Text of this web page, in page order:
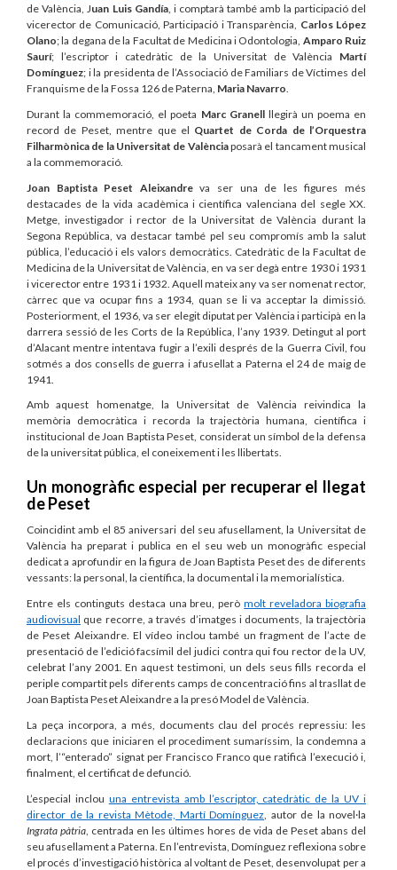
de València, Juan Luis Gandía, i comptarà també amb la participació del
vicerector de Comunicació, Participació i Transparència, Carlos López
Olano; la degana de la Facultat de Medicina i Odontologia, Amparo Ruiz
Saurí; l’escriptor i catedràtic de la Universitat de València Martí
Domínguez; i la presidenta de l’Associació de Familiars de Víctimes del
Franquisme de la Fossa 126 de Paterna, Maria Navarro
Durant la commemoració, el poeta Marc Granellllegirà un poema en
record de Peset, mentre que el Quartet de Corda de l’Orquestra
Filharmònica de la Universitat de Valènciaposarà el tancament musical
a la commemoració.
Joan Baptista Peset Aleixandreva ser una de les figures més
destacades de la vida acadèmica i científica valenciana del segle XX.
Metge, investigador i rector de la Universitat de València durant la
Segona República, va destacar també pel seu compromís amb la salut
pública, l’educació i els valors democràtics. Catedràtic de la Facultat de
Medicina de la Universitat de València, en va ser degà entre 1930 i 1931
i vicerector entre 1931 i 1932. Aquell mateix any va ser nomenat rector,
càrrec que va ocupar fins a 1934, quan se li va acceptar la dimissió.
Posteriorment, el 1936, va ser elegit diputat per València i participà en la
darrera sessió de les Corts de la República, l’any 1939. Detingut al port
d’Alacant mentre intentava fugir a l’exili després de la Guerra Civil, fou
sotmés a dos consells de guerra i afusellat a Paterna el 24 de maig de
1941.
Amb aquest homenatge, la Universitat de València reivindica la
memòria democràtica i recorda la trajectòria humana, científica i
institucional de Joan Baptista Peset, considerat un símbol de la defensa
de la universitat pública, el coneixement i les llibertats.
Un monogràfic especial per recuperar el llegat
de Peset
Coincidint amb el 85 aniversari del seu afusellament, la Universitat de
València ha preparat i publica en el seu web un monogràfic especial
dedicat a aprofundir en la figura de Joan Baptista Peset des de diferents
vessants: la personal, la científica, la documental i la memorialística.
Entre els continguts destaca una breu, peròmolt reveladora biografia
audiovisual que recorre, a través d’imatges i documents, la trajectòria
de Peset Aleixandre. El vídeo inclou també un fragment de l’acte de
presentació de l’edició facsímil del judici contra qui fou rector de la UV,
celebrat l’any 2001. En aquest testimoni, un dels seus fills recorda el
periple compartit pels diferents camps de concentració fins al trasllat de
Joan Baptista Peset Aleixandre a la presó Model de València.
La peça incorpora, a més, documents clau del procés repressiu: les
declaracions que iniciaren el procediment sumaríssim, la condemna a
mort, l’“enterado” signat per Francisco Franco que ratificà l’execució i,
finalment, el certificat de defunció.
L’especial inclou una entrevista amb l’escriptor, catedràtic de la UV i
director de la revista Mètode, Martí Domínguez , autor de la novel·la
Ingrata pàtria , centrada en les últimes hores de vida de Peset abans del
seu afusellament a Paterna. En l’entrevista, Domínguez reflexiona sobre
el procés d’investigació històrica al voltant de Peset, desenvolupat per a